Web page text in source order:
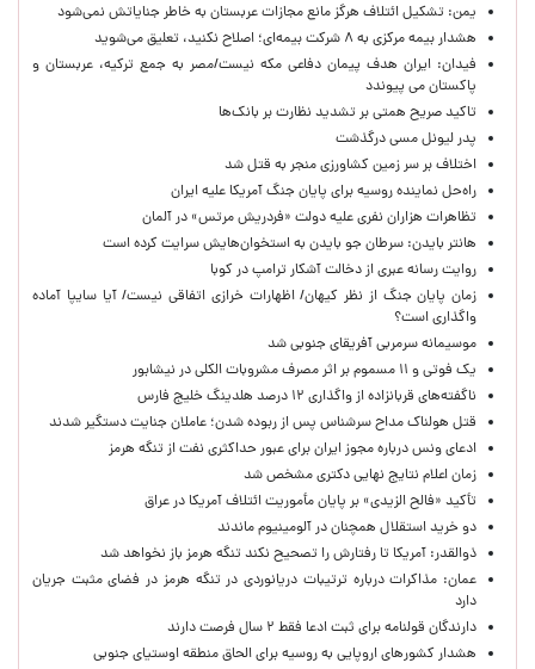
یمن: تشکیل ائتلاف هرگز مانع مجازات عربستان به خاطر جنایاتش نمی‌شود
هشدار بیمه مرکزی به ۸ شرکت بیمه‌ای؛ اصلاح نکنید، تعلیق می‌شوید
فیدان: ایران هدف پیمان دفاعی مکه نیست/مصر به جمع ترکیه، عربستان و
پاکستان می پیوندد
تاکید صریح همتی بر تشدید نظارت بر بانک‌ها
پدر لیونل مسی درگذشت
اختلاف بر سر زمین کشاورزی منجر به قتل شد
راه‌حل نماینده روسیه برای پایان جنگ آمریکا علیه ایران
تظاهرات هزاران نفری علیه دولت «فردریش مرتس» در آلمان
هانتر بایدن: سرطان جو بایدن به استخوان‌هایش سرایت کرده است
روایت رسانه عبری از دخالت آشکار ترامپ در کوبا
زمان پایان جنگ از نظر کیهان/ اظهارات خرازی اتفاقی نیست/ آیا سایپا آماده
واگذاری است؟
موسیمانه سرمربی آفریقای جنوبی شد
یک فوتی و ۱۱ مسموم بر اثر مصرف مشروبات الکلی در نیشابور
ناگفته‌های قربانزاده از واگذاری ۱۲ درصد هلدینگ خلیج فارس
قتل هولناک مداح سرشناس پس از ربوده شدن؛ عاملان جنایت دستگیر شدند
ادعای ونس درباره مجوز ایران برای عبور حداکثری نفت از تنگه هرمز
زمان اعلام نتایج نهایی دکتری مشخص شد
تأکید «فالح الزیدی» بر پایان مأموریت ائتلاف آمریکا در عراق
دو خرید استقلال همچنان در آلومینیوم ماندند
ذوالقدر: آمریکا تا رفتارش را تصحیح نکند تنگه هرمز باز نخواهد شد
عمان: مذاکرات درباره ترتیبات دریانوردی در تنگه هرمز در فضای مثبت جریان
دارد
دارندگان قولنامه برای ثبت ادعا فقط ۲ سال فرصت دارند
هشدار کشورهای اروپایی به روسیه برای الحاق منطقه اوستیای جنوبی